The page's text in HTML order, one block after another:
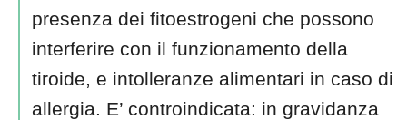
presenza dei fitoestrogeni che possono
interferire con il funzionamento della
tiroide, e intolleranze alimentari in caso di
allergia. E’ controindicata: in gravidanza